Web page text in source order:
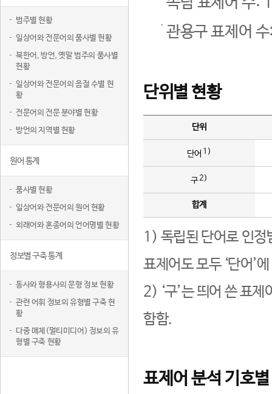
범주별 현황
일상어와 전문어의 품사별 현황
북한어, 방언, 옛말 범주의 품사별
현황
일상어와 전문어의 음절 수별 현
황
전문어의 전문 분야별 현황
방언의 지역별 현황
원어 통계
품사별 현황
일상어와 전문어의 원어 현황
외래어와 혼종어의 언어명별 현황
정보별 구축 통계
동사와 형용사의 문형 정보 현황
관련 어휘 정보의 유형별 구축 현
황
다중 매체(멀티미디어) 정보의 유
형별 구축 현황
관용구 표제어
단위별 현황
단위
단어 1)
구2)
합계
1) 독립된 단어로 인정
표제어도 모두 ‘단어’
2) ‘구’는 띄어 쓴 표
함함.
표제어 분석 기호